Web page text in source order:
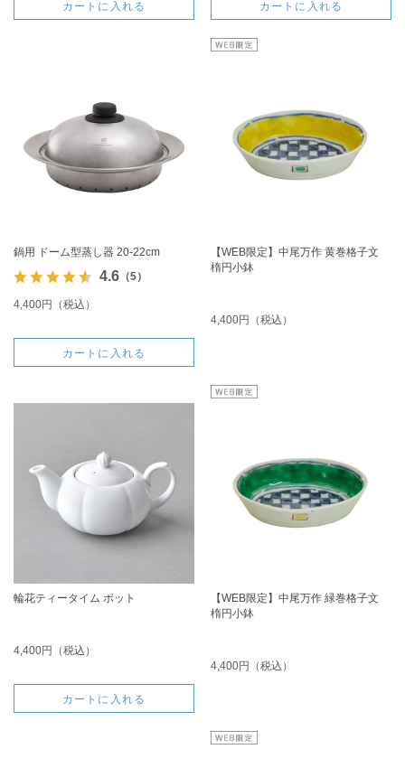
カートに入れる カートに入れる
鍋用 ドーム型蒸し器 20-22cm
4.6（5）
4,400円（税込）
カートに入れる
【WEB限定】中尾万作 黄巻格子文
楕円小鉢
4,400円（税込）
輪花ティータイム ポット
4,400円（税込）
カートに入れる
【WEB限定】中尾万作 緑巻格子文
楕円小鉢
4,400円（税込）